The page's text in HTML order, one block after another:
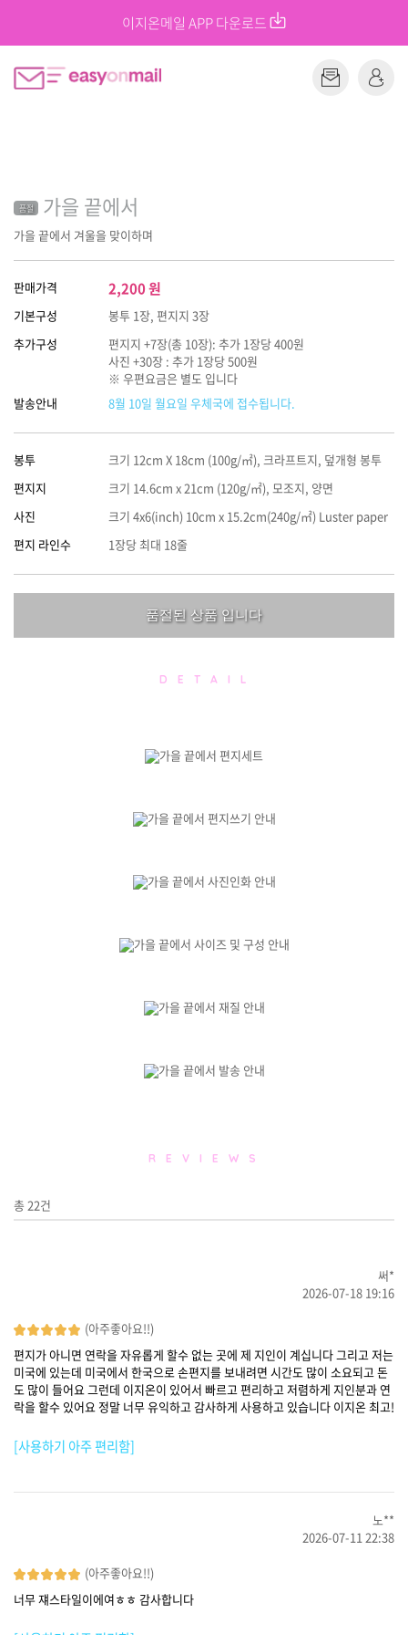
품절 가을 끝에서
가을 끝에서 겨울을 맞이하며
판매가격 2,200원
기본구성
봉투 1장, 편지지 3장
추가구성
편지지 +7장(총 10장): 추가 1장당 400원
사진 +30장 : 추가 1장당 500원
※ 우편요금은 별도 입니다
발송안내
8월 10일 월요일 우체국에 접수됩니다.
봉투
크기 12cm X 18cm (100g/㎡), 크라프트지, 덮개형 봉투
편지지
크기 14.6cm x 21cm (120g/㎡), 모조지, 양면
사진
크기 4x6(inch) 10cm x 15.2cm(240g/㎡) Luster paper
편지 라인수
1장당 최대 18줄
품절된 상품 입니다
D E T A I L
R E V I E W S
총22건
써*
2026-07-18 19:16
(아주좋아요!!)
편지가 아니면 연락을 자유롭게 할수 없는 곳에 제 지인이 계십니다 그리고 저는
미국에 있는데 미국에서 한국으로 손편지를 보내려면 시간도 많이 소요되고 돈
도 많이 들어요 그런데 이지온이 있어서 빠르고 편리하고 저렴하게 지인분과 연
락을 할수 있어요 정말 너무 유익하고 감사하게 사용하고 있습니다 이지온 최고!
[사용하기 아주 편리함]
노**
2026-07-11 22:38
(아주좋아요!!)
너무 쟤스타일이에여ㅎㅎ 감사합니다
이지온메일 APP 다운로드